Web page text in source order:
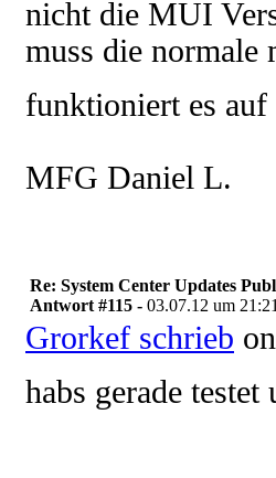
nicht die MUI
muss die normale
funktioniert es
MFG Daniel L.
Re: System Center Updates
Antwort #115 - 03.07.12 um
Grorkef schrieb
habs gerade